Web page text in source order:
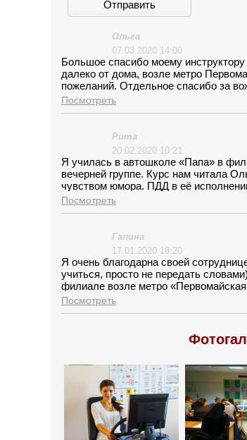
Отправить
Ольга
07.03.2020 14:00
Большое спасибо моему
далеко от дома, возле метро
пожеланий. Отдельное спасибо за
теорию большое спасибо Ольге
сдала первого раза как в
Посмотреть
Рита
20.02.2020 10:21
Я училась в автошколе «Папа» в
вечерней группе. Курс нам читала
чувством юмора. ПДД в её
информативные, но правила
оставалась)) Я смотрела лекции
шикарная, экзамены сдала с первого
Посмотреть
Галина
17.01.2020 18:20
Я очень благодарна своей
учиться, просто не передать
филиале возле метро
очень удобное! Преподаватель
лекции слушала с удовольствием,
Посмотреть